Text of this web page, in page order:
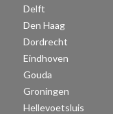
Delft
Den Haag
Dordrecht
Eindhoven
Gouda
Groningen
Hellevoetsluis